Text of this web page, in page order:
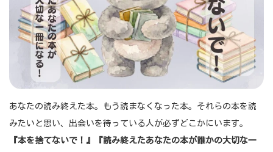
あなたの読み終えた本。もう読まなくなった本。それらの本を読
みたいと思い、出会いを待っている人が必ずどこかにいます。
『本を捨てないで！』『読み終えたあなたの本が誰かの大切な一